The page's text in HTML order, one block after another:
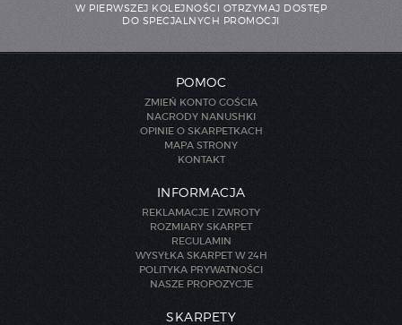
W PIERWSZEJ KOLEJNOŚCI OTRZYMAJ DOSTĘP
DO SPECJALNYCH PROMOCJI
POMOC
ZMIEŃ KONTO GOŚCIA
NAGRODY NANUSHKI
OPINIE O SKARPETKACH
MAPA STRONY
KONTAKT
INFORMACJA
REKLAMACJE I ZWROTY
ROZMIARY SKARPET
REGULAMIN
WYSYŁKA SKARPET W 24H
POLITYKA PRYWATNOŚCI
NASZE PROPOZYCJE
SKARPETY